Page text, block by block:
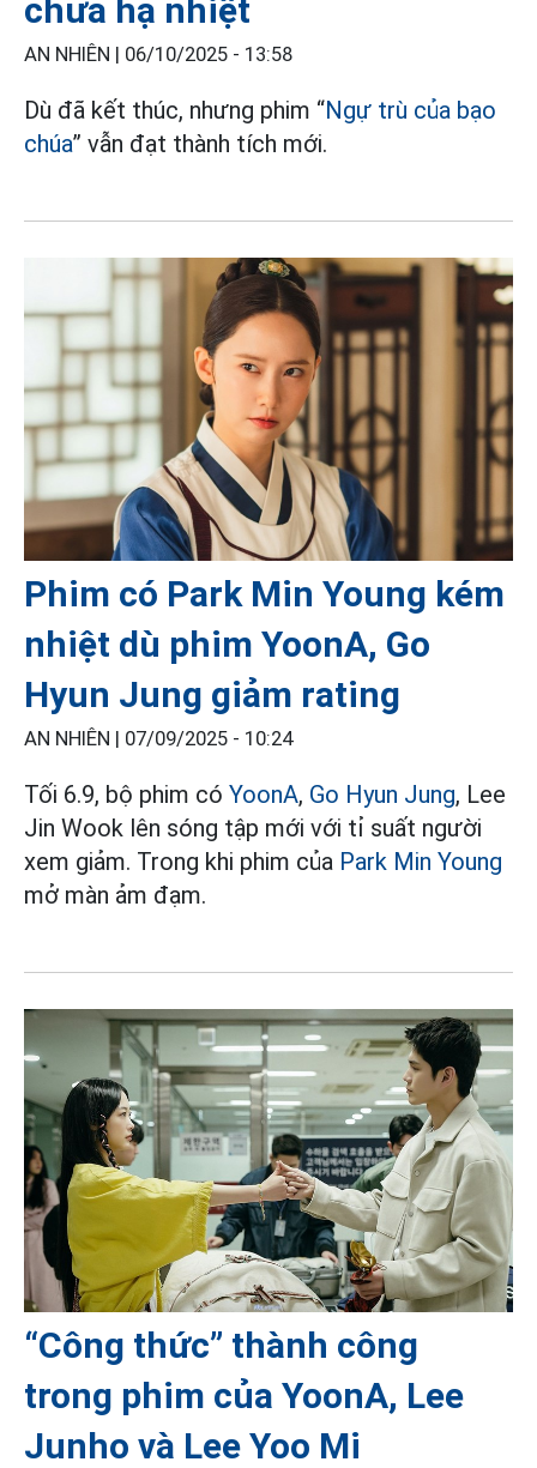
chưa hạ nhiệt
AN NHIÊN | 06/10/2025 - 13:58
Dù đã kết thúc, nhưng phim “Ngự trù của bạo
chúa” vẫn đạt thành tích mới.
Phim có Park Min Young kém
nhiệt dù phim YoonA, Go
Hyun Jung giảm rating
AN NHIÊN | 07/09/2025 - 10:24
Tối 6.9, bộ phim có YoonA, Go Hyun Jung, Lee
Jin Wook lên sóng tập mới với tỉ suất người
xem giảm. Trong khi phim của Park Min Young
mở màn ảm đạm.
“Công thức” thành công
trong phim của YoonA, Lee
Junho và Lee Yoo Mi